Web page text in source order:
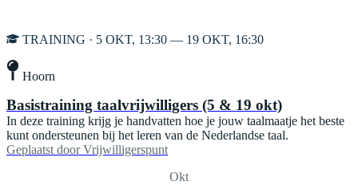
TRAINING · 5 OKT, 13:30 — 19 OKT, 16:30
Hoorn
Basistraining taalvrijwilligers (5 & 19 okt)
In deze training krijg je handvatten hoe je jouw taalmaatje het beste
kunt ondersteunen bij het leren van de Nederlandse taal.
Geplaatst door Vrijwilligerspunt
Okt